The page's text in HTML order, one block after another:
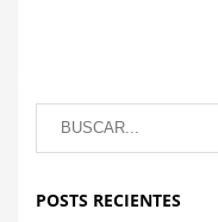
POSTS RECIENTES